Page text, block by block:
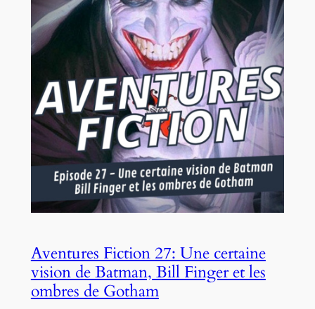
Aventures Fiction 27: Une certaine
vision de Batman, Bill Finger et les
ombres de Gotham